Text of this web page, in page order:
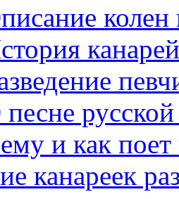
колен
и как поет
канареек